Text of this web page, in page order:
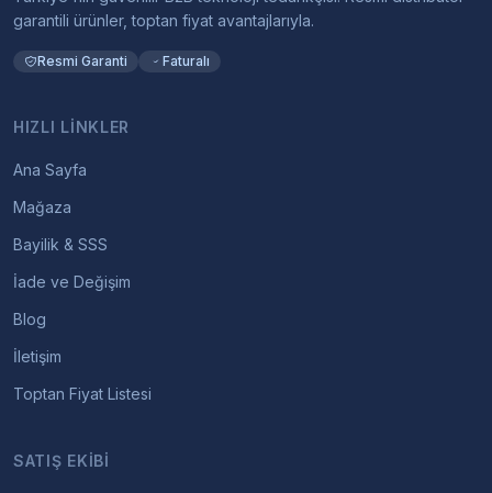
garantili ürünler, toptan fiyat avantajlarıyla.
Resmi Garanti Faturalı
HIZLI LINKLER
Ana Sayfa
Mağaza
Bayilik & SSS
İade ve Değişim
Blog
İletişim
Toptan Fiyat Listesi
SATIŞ EKIBI